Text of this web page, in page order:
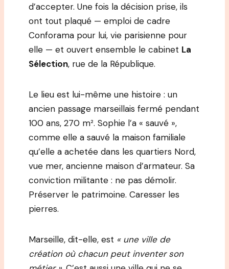
d’accepter. Une fois la décision prise, ils
ont tout plaqué — emploi de cadre
Conforama pour lui, vie parisienne pour
elle — et ouvert ensemble le cabinet La
Sélection, rue de la République.
Le lieu est lui-même une histoire : un
ancien passage marseillais fermé pendant
100 ans, 270 m². Sophie l’a « sauvé »,
comme elle a sauvé la maison familiale
qu’elle a achetée dans les quartiers Nord,
vue mer, ancienne maison d’armateur. Sa
conviction militante : ne pas démolir.
Préserver le patrimoine. Caresser les
pierres.
Marseille, dit-elle, est « une ville de
création où chacun peut inventer son